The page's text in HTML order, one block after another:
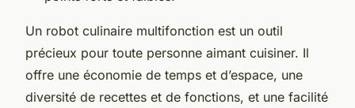
Un robot culinaire multifonction est un outil
précieux pour toute personne aimant cuisiner. Il
offre une économie de temps et d’espace, une
diversité de recettes et de fonctions, et une facilité